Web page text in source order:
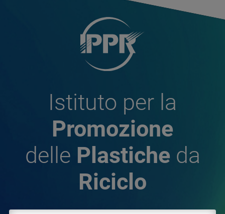
Istituto per la
Promozione
delle Plastiche da
Riciclo